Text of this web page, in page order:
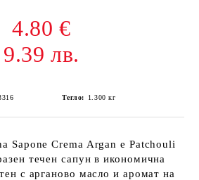
4.80 €
9.39 лв.
Тегло: 1.300 кг
Sapone Crema Argan e Patchouli
течен сапун в икономична
с арганово масло и аромат на